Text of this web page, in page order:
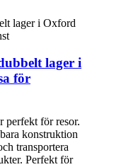
lager i
för
perfekt för resor.
konstruktion
transportera
Perfekt för